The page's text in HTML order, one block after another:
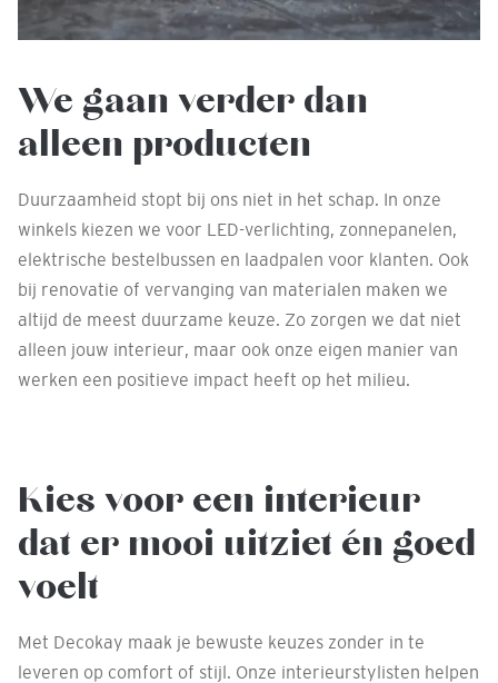
We gaan verder dan
alleen producten
Duurzaamheid stopt bij ons niet in het schap. In onze
winkels kiezen we voor LED-verlichting, zonnepanelen,
elektrische bestelbussen en laadpalen voor klanten. Ook
bij renovatie of vervanging van materialen maken we
altijd de meest duurzame keuze. Zo zorgen we dat niet
alleen jouw interieur, maar ook onze eigen manier van
werken een positieve impact heeft op het milieu.
Kies voor een interieur
dat er mooi uitziet én goed
voelt
Met Decokay maak je bewuste keuzes zonder in te
leveren op comfort of stijl. Onze interieurstylisten helpen